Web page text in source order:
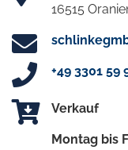
16515
+49 3301 59
Verkauf
Montag bis